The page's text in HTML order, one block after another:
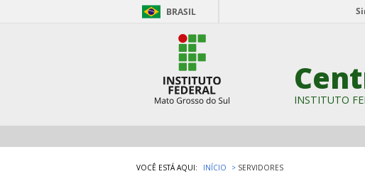
BRASIL
INSTITUTO
VOCÊ ESTÁ AQUI: INÍCIO SERVIDORES